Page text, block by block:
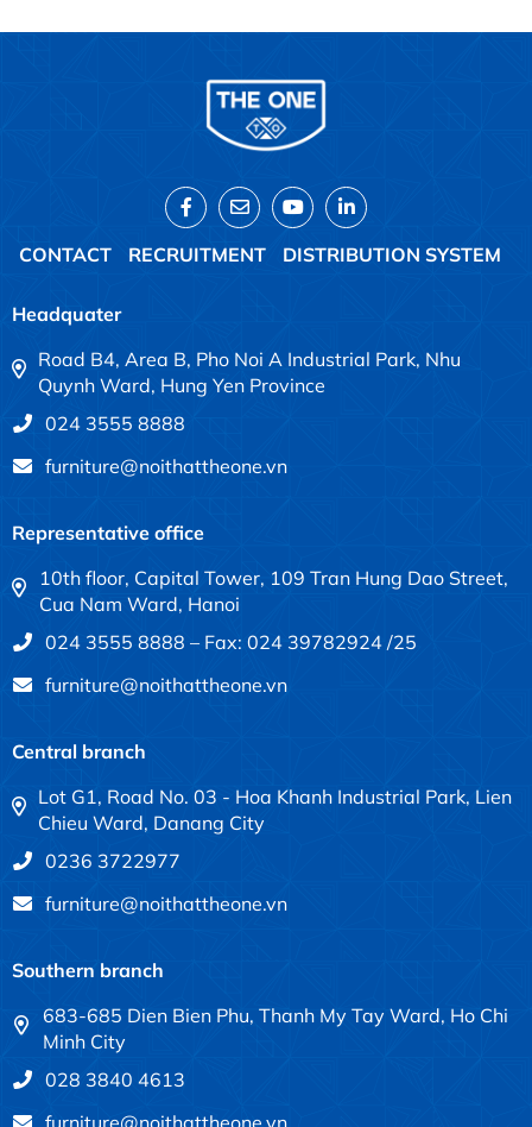
CONTACT RECRUITMENT DISTRIBUTION SYSTEM
Headquater
Road B4, Area B, Pho Noi A Industrial Park, Nhu
Quynh Ward, Hung Yen Province
024 3555 8888
furniture@noithattheone.vn
Representative office
10th floor, Capital Tower, 109 Tran Hung Dao Street,
Cua Nam Ward, Hanoi
024 3555 8888 – Fax: 024 39782924 /25
furniture@noithattheone.vn
Central branch
Lot G1, Road No. 03 - Hoa Khanh Industrial Park, Lien
Chieu Ward, Danang City
0236 3722977
furniture@noithattheone.vn
Southern branch
683-685 Dien Bien Phu, Thanh My Tay Ward, Ho Chi
Minh City
028 3840 4613